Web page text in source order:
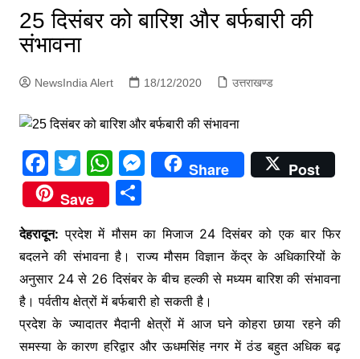
25 दिसंबर को बारिश और बर्फबारी की
संभावना
NewsIndia Alert 18/12/2020 उत्तराखण्ड
F
a
c
e
b
o
o
k
T
w
itt
er
W
h
at
s
A
p
p
M
e
s
e
n
g
er
Share
Post
Save
S
ar
e
देहरादून: प्रदेश में मौसम का मिजाज 24 दिसंबर को एक बार फिर
बदलने की संभावना है। राज्य मौसम विज्ञान केंद्र के अधिकारियों के
अनुसार 24 से 26 दिसंबर के बीच हल्की से मध्यम बारिश की संभावना
है। पर्वतीय क्षेत्रों में बर्फबारी हो सकती है।
प्रदेश के ज्यादातर मैदानी क्षेत्रों में आज घने कोहरा छाया रहने की
समस्या के कारण हरिद्वार और ऊधमसिंह नगर में ठंड बहुत अधिक बढ़